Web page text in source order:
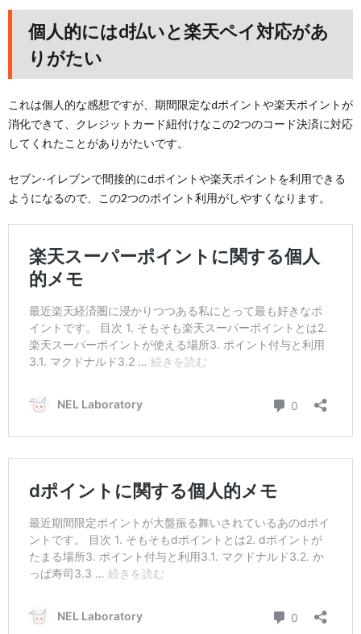
個人的にはd払いと楽天ペイ対応があ
りがたい
これは個人的な感想ですが、期間限定なdポイントや楽天ポイントが
消化できて、クレジットカード紐付けなこの2つのコード決済に対応
してくれたことがありがたいです。
セブン-イレブンで間接的にdポイントや楽天ポイントを利用できる
ようになるので、この2つのポイント利用がしやすくなります。